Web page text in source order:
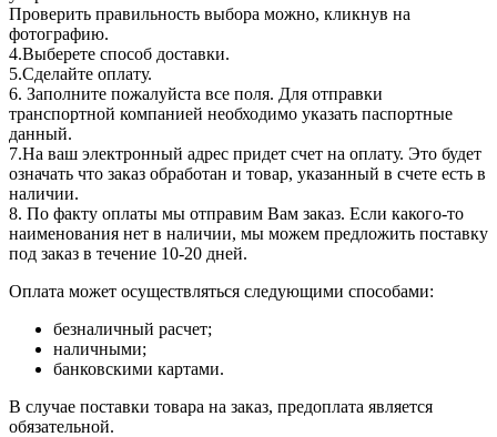
Проверить правильность выбора можно, кликнув на
фотографию.
4.Выберете способ доставки.
5.Сделайте оплату.
6. Заполните пожалуйста все поля. Для отправки
транспортной компанией необходимо указать паспортные
данный.
7.На ваш электронный адрес придет счет на оплату. Это будет
означать что заказ обработан и товар, указанный в счете есть в
наличии.
8. По факту оплаты мы отправим Вам заказ. Если какого-то
наименования нет в наличии, мы можем предложить поставку
под заказ в течение 10-20 дней.
Оплата может осуществляться следующими способами:
безналичный расчет;
наличными;
банковскими картами.
В случае поставки товара на заказ, предоплата является
обязательной.